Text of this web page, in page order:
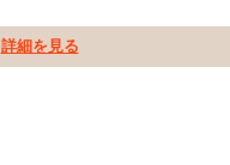
詳細を見る